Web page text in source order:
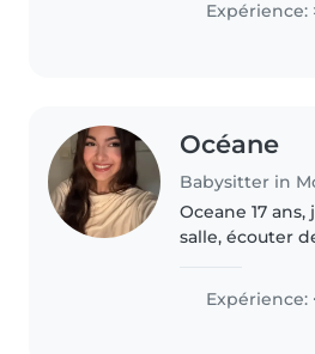
plus grands
commencé en
Expérience:
Océane
Babysitter in
Oceane 17
salle, écouter
finalement ! Je
moulin à
moins timide
Expérience: